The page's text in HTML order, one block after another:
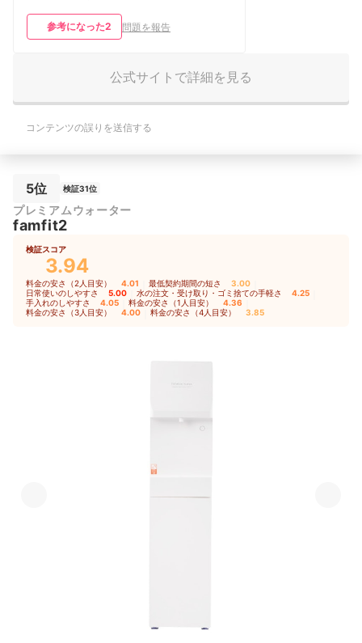
場所を取る為、家庭ではある程度場所が
確保できないと無理だと思っていまし
た目もかわいらしかったのが決め手にな
りました。 【料金の満足度】 スーパー
には無料の水も提供されていたりします
を買ってきたりする手間や、置き場を考
なと思います。 【契約期間の満足度】
入った当時はどれだけ使うかわからなか
ったので、長得プランに入りました。使
っていて特に不満な点もなく、そのまま
入れのしやすさ】 掃除はらくですし、
メンテナンスも今はフィルターやキット
が送られてきて自分でも出来る手軽さは
とても良いと思います。 コップに汲む
のは良いのですが、お水の出方がチョロ
チョロなので、水筒などに入れる際は時
利用期間：2020年10月〜継続中 利用プ
ラン：2年プラン 月額料金：4,000円以
参考になった2 問題を報告
公式サイトで詳細を見る
コンテンツの誤りを送信する
5位 検証31位
プレミアムウォーター
famfit2
検証スコア
3.94
料金の安さ（2人目安） 4.01 最低契約期間の短さ 3.00
日常使いのしやすさ 5.00 水の注文・受け取り・ゴミ捨ての手軽さ 4.25
手入れのしやすさ 4.05 料金の安さ（1人目安） 4.36
料金の安さ（3人目安） 4.00 料金の安さ（4人目安） 3.85